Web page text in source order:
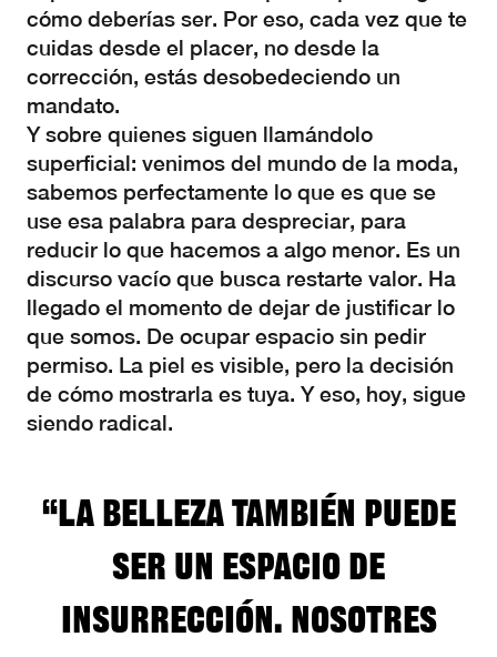
cómo deberías ser. Por eso, cada vez que te
cuidas desde el placer, no desde la
corrección, estás desobedeciendo un
mandato.
Y sobre quienes siguen llamándolo
superficial: venimos del mundo de la moda,
sabemos perfectamente lo que es que se
use esa palabra para despreciar, para
reducir lo que hacemos a algo menor. Es un
discurso vacío que busca restarte valor. Ha
llegado el momento de dejar de justificar lo
que somos. De ocupar espacio sin pedir
permiso. La piel es visible, pero la decisión
de cómo mostrarla es tuya. Y eso, hoy, sigue
siendo radical.
“La belleza también puede
ser un espacio de
insurrección. Nosotres